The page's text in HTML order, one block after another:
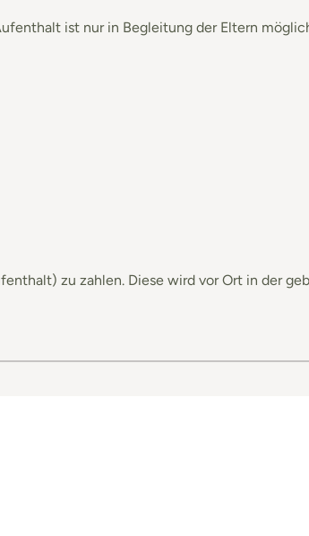
ist nur in Begleitung der Eltern
zu zahlen. Diese wird vor Ort in der